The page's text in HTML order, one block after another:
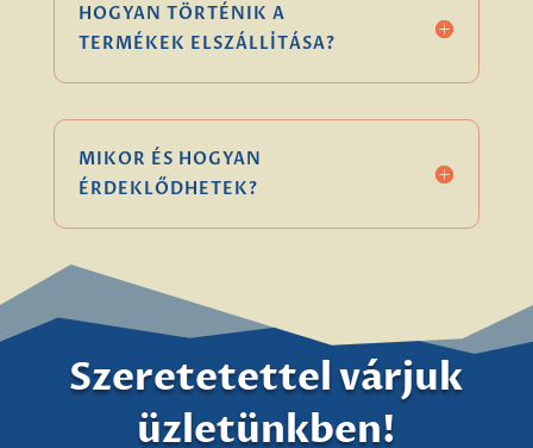
HOGYAN TÖRTÉNIK A
TERMÉKEK ELSZÁLLÍTÁSA?
MIKOR ÉS HOGYAN
ÉRDEKLŐDHETEK?
Szeretetettel várjuk
üzletünkben!